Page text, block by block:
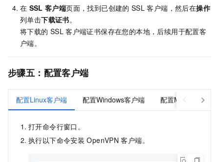
在 SSL 客户端页面，找到已创建的 SSL 客户端，然后在操作
列单击下载证书。
将下载的 SSL 客户端证书保存在您的本地，后续用于配置客
户端。
步骤五：配置客户端
配置Linux客户端 配置Windows客户端 配置Mac客户端（
打开命令行窗口。
执行以下命令安装 OpenVPN 客户端。